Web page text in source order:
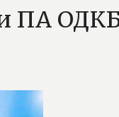
ПА